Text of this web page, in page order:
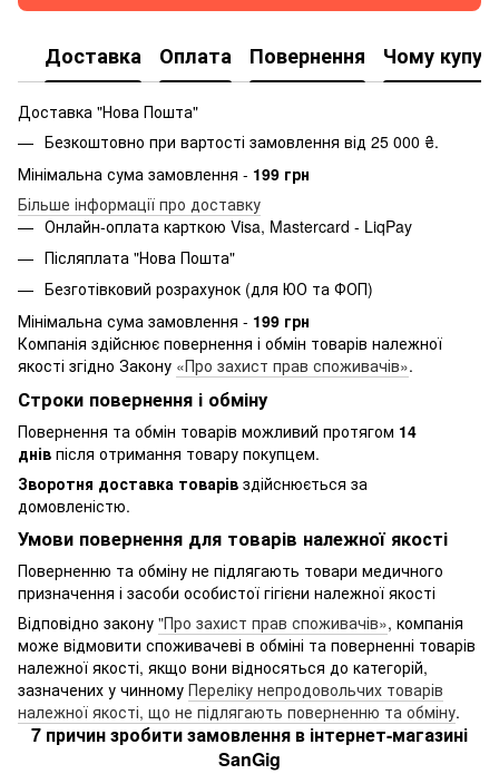
Доставка Оплата Повернення Чому
Доставка "Нова Пошта"
Безкоштовно при вартості замовлення від 25 000 ₴.
Мінімальна сума замовлення - 199 грн
Більше інформації про доставку
Онлайн-оплата карткою Visa, Mastercard - LiqPay
Післяплата "Нова Пошта"
Безготівковий розрахунок (для ЮО та ФОП)
Мінімальна сума замовлення - 199 грн
Компанія здійснює повернення і обмін товарів належної
якості згідно Закону «Про захист прав споживачів».
Строки повернення і обміну
Повернення та обмін товарів можливий протягом 14
днів після отримання товару покупцем.
Зворотня доставка товарів здійснюється за
домовленістю.
Умови повернення для товарів належної якості
Поверненню та обміну не підлягають товари медичного
призначення і засоби особистої гігієни належної якості
Відповідно закону "Про захист прав споживачів», компанія
може відмовити споживачеві в обміні та поверненні товарів
належної якості, якщо вони відносяться до категорій,
зазначених у чинному Переліку непродовольчих товарів
належної якості, що не підлягають поверненню та обміну.
7 причин зробити замовлення в інтернет-магазині
SanGig